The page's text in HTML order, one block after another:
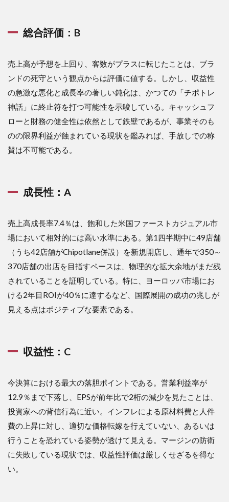
略と
テク
ジー
投資
の現
在地
3.4
3.4 財
務管
理と
株主
還元
4
他社
比
較：
バリ
ュー
と利
便性
の相
克
ム・ブ
ランズ
ル）：
圧倒的
ューの
波
4.2
4.2 マ
総合評価：B
売上高が予想を上回り、客数がプラスに転じたことは、ブラ
ンドの死守という観点からは評価に値する。しかし、収益性
の急激な悪化と成長率の著しい鈍化は、かつての「チポトレ
神話」に終止符を打つ可能性を示唆している。キャッシュフ
ローと財務の健全性は依然として鉄壁であるが、事業そのも
のの限界利益が蝕まれている現状を鑑みれば、手放しでの称
賛は不可能である。
成長性：A
売上高成長率7.4％は、飽和した米国ファーストカジュアル市
場において相対的には高い水準にある。第1四半期中に49店舗
（うち42店舗がChipotlane併設）を新規開店し、通年で350～
370店舗の出店を目指すペースは、物理的な拡大余地がまだ残
されていることを証明している。特に、ヨーロッパ市場にお
ける2年目ROIが40％に達するなど、国際展開の成功の兆しが
見える点はポジティブな要素である。
収益性：C
今決算における最大の落胆ポイントである。営業利益率が
12.9％まで下落し、EPSが前年比で2桁の減少を見たことは、
投資家への背信行為に近い。インフレによる原材料費と人件
費の上昇に対し、適切な価格転嫁を行えていない、あるいは
行うことを恐れている姿勢が透けて見える。マージンの防衛
に失敗している現状では、収益性評価は厳しくせざるを得な
い。